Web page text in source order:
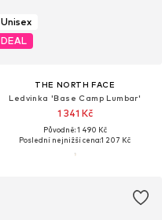
Unisex
DEAL
THE NORTH FACE
Ledvinka 'Base Camp Lumbar'
1 341 Kč
Původně: 1 490 Kč
Poslední nejnižší cena:1 207 Kč